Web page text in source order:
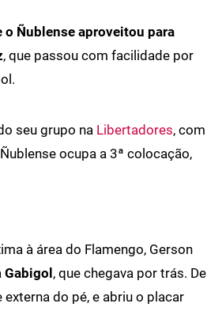
o Ñublense aproveitou para
, que passou com facilidade por
seu grupo na Libertadores, com
ocupa a 3ª colocação,
à área do Flamengo, Gerson
Gabigol , que chegava por trás. De
do pé, e abriu o placar